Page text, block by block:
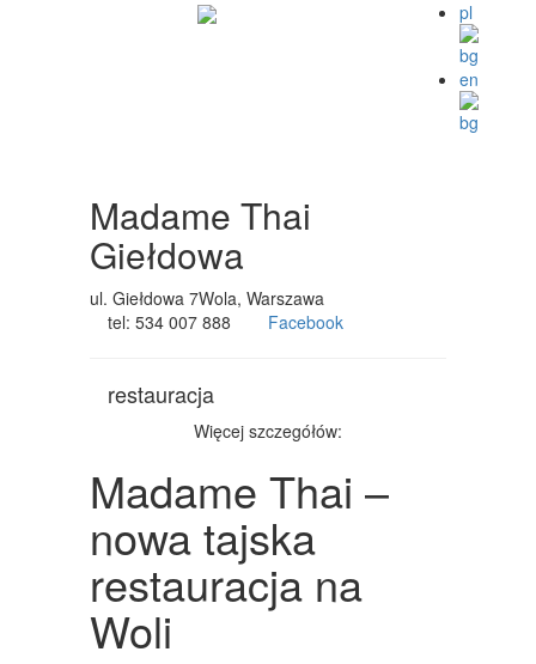
pl
en
Madame Thai
Giełdowa
ul. Giełdowa 7Wola, Warszawa
tel: 534 007 888
Facebook
restauracja
Więcej szczegółów:
Madame Thai –
nowa tajska
restauracja na
Woli